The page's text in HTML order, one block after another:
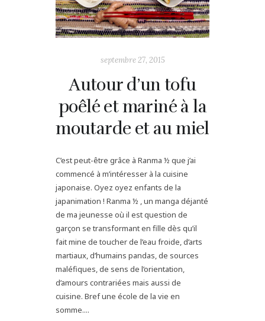
septembre 27, 2015
Autour d’un tofu
poêlé et mariné à la
moutarde et au miel
C’est peut-être grâce à Ranma ½ que j’ai
commencé à m’intéresser à la cuisine
japonaise. Oyez oyez enfants de la
japanimation ! Ranma ½ , un manga déjanté
de ma jeunesse où il est question de
garçon se transformant en fille dès qu’il
fait mine de toucher de l’eau froide, d’arts
martiaux, d’humains pandas, de sources
maléfiques, de sens de l’orientation,
d’amours contrariées mais aussi de
cuisine. Bref une école de la vie en
somme....